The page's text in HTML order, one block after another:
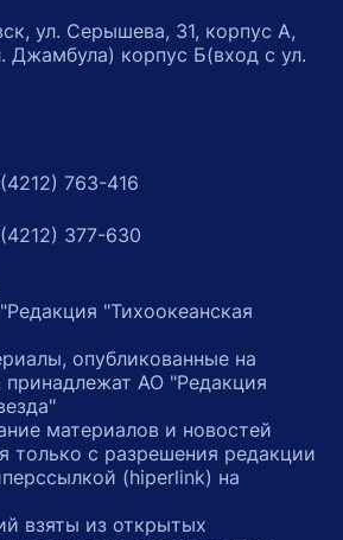
ул. Серышева, 31, корпус А,
Джамбула) корпус Б(вход с ул.
763-416
377-630
"Тихоокеанская
опубликованные на
принадлежат АО "Редакция
материалов и новостей
только с разрешения редакции
(hiperlink) на
взяты из открытых